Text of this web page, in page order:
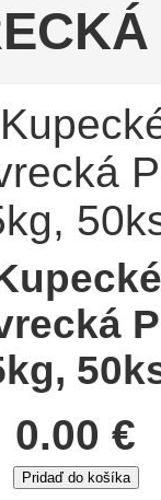
P
0.00 €
Pridaď do košíka